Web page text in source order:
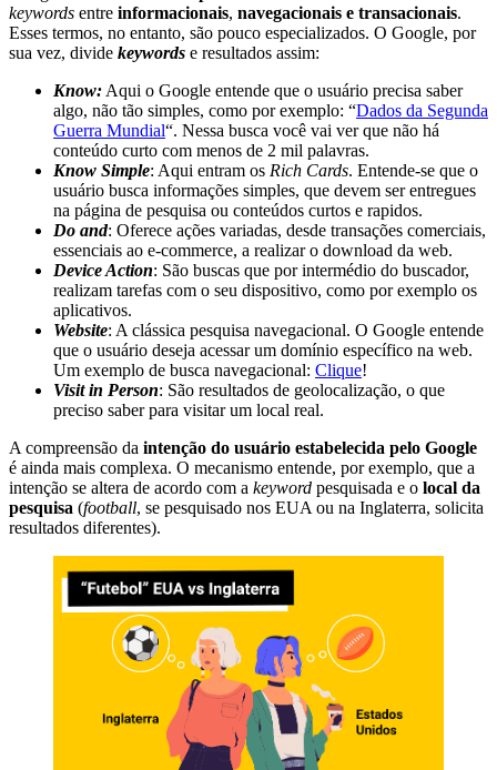
keywords entre informacionais, navegacionais e transacionais.
Esses termos, no entanto, são pouco especializados. O Google, por
sua vez, divide keywords e resultados assim:
Know: Aqui o Google entende que o usuário precisa saber
algo, não tão simples, como por exemplo: “Dados da Segunda
Guerra Mundial“. Nessa busca você vai ver que não há
conteúdo curto com menos de 2 mil palavras.
Know Simple: Aqui entram os Rich Cards. Entende-se que o
usuário busca informações simples, que devem ser entregues
na página de pesquisa ou conteúdos curtos e rapidos.
Do and: Oferece ações variadas, desde transações comerciais,
essenciais ao e-commerce, a realizar o download da web.
Device Action: São buscas que por intermédio do buscador,
realizam tarefas com o seu dispositivo, como por exemplo os
aplicativos.
Website: A clássica pesquisa navegacional. O Google entende
que o usuário deseja acessar um domínio específico na web.
Um exemplo de busca navegacional: Clique!
Visit in Person: São resultados de geolocalização, o que
preciso saber para visitar um local real.
A compreensão da intenção do usuário estabelecida pelo Google
é ainda mais complexa. O mecanismo entende, por exemplo, que a
intenção se altera de acordo com a keyword pesquisada e o local da
pesquisa (football, se pesquisado nos EUA ou na Inglaterra, solicita
resultados diferentes).